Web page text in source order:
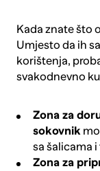
Kada znate što
Umjesto da ih
korištenja,
svakodnevno
Zona za
sokovnik
sa šalicama
Zona za